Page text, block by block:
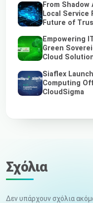
From
Local Service
Future of
Empowering
Green
Cloud
Siaflex
Computing
CloudSigma
Σχόλια
Δεν υπάρχουν σχόλια